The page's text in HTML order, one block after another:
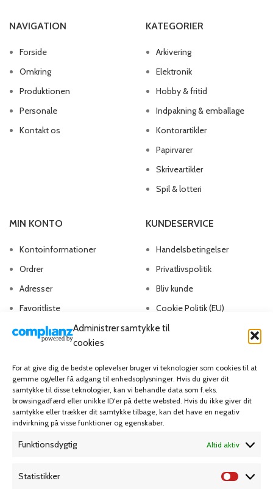
Administrer samtykke til
cookies
For at give dig de bedste oplevelser bruger vi teknologier som cookies til at
gemme og/eller få adgang til enhedsoplysninger. Hvis du giver dit
samtykke til disse teknologier, kan vi behandle data som f.eks.
browsingadfærd eller unikke ID'er på dette websted. Hvis du ikke giver dit
samtykke eller trækker dit samtykke tilbage, kan det have en negativ
indvirkning på visse funktioner og egenskaber.
Funktionsdygtig Altid aktiv
Statistikker
NAVIGATION
Forside
Omkring
Produktionen
Personale
Kontakt os
KATEGORIER
Arkivering
Elektronik
Hobby & fritid
Indpakning & emballage
Kontorartikler
Papirvarer
Skriveartikler
Spil & lotteri
MIN KONTO
Kontoinformationer
Ordrer
Adresser
Favoritliste
KUNDESERVICE
Handelsbetingelser
Privatlivspolitik
Bliv kunde
Cookie Politik (EU)
Grafisk forlag